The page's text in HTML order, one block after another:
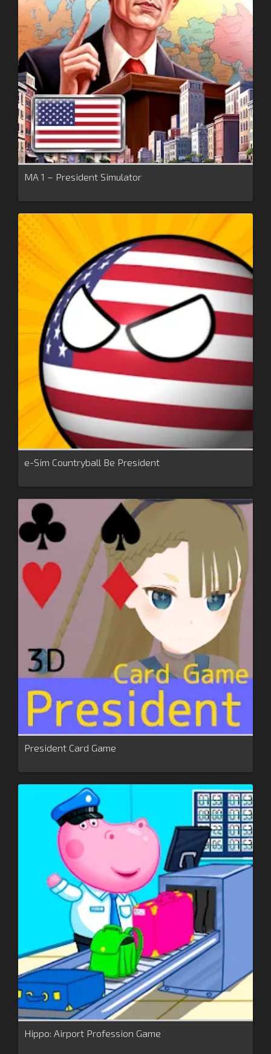
MA 1 – President Simulator
e-Sim Countryball Be President
President Card Game
Hippo: Airport Profession Game